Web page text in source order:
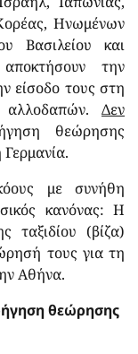
Ηνωμένων
Βασιλείου και
την
είσοδο τους στη
Δεν
θεώρησης
Γερμανία.
με συνήθη
κανόνας: Η
ταξιδίου (βίζα)
τους για τη
Αθήνα.
θεώρησης